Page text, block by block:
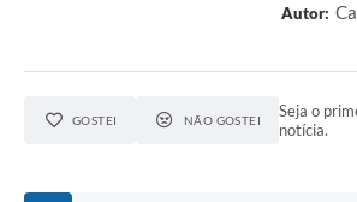
Autor:
GOSTEI NÃO GOSTEI
Seja o
notícia.